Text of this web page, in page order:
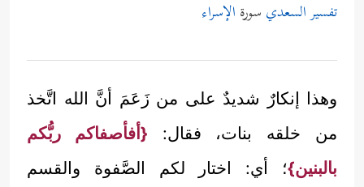
تفسير السعدي سورة الإسراء
وهذا إنكارٌ شديدٌ على من زَعَمَ أنَّ الله اتَّخذ
من خلقه بنات، فقال: {أفأصفاكم ربُّكم
بالبنين}؛ أي: اختار لكم الصَّفوة والقسم